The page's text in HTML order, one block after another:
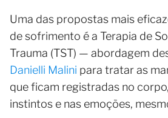
Uma das propostas mais
de sofrimento é a Terapia de
Trauma (TST) — abordagem
Danielli Malini para tratar as
que ficam registradas no
instintos e nas emoções,